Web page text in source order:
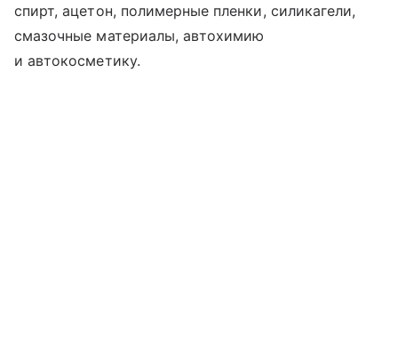
спирт, ацетон, полимерные пленки, силикагели,
смазочные материалы, автохимию
и автокосметику.